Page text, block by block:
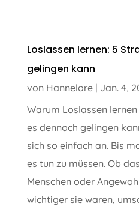
Loslassen lernen: 5
gelingen kann
von Hannelore| Jan. 4,
Warum Loslassen
es dennoch gelingen
sich so einfach an. Bis
es tun zu müssen. Ob
Menschen oder
wichtiger sie waren,